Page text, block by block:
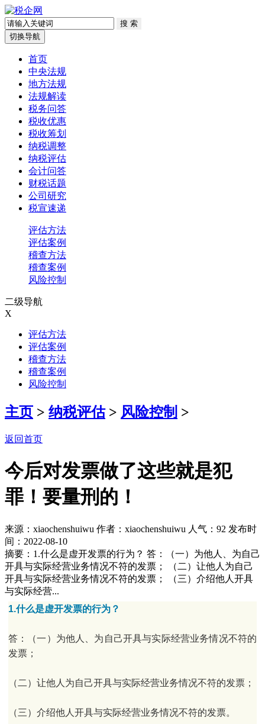
切换导航
首页
中央法规
地方法规
法规解读
税务问答
税收优惠
税收筹划
纳税调整
纳税评估
会计问答
财税话题
公司研究
税宣速递
评估方法
评估案例
稽查方法
稽查案例
风险控制
二级导航
X
评估方法
评估案例
稽查方法
稽查案例
风险控制
主页 > 纳税评估> 风险控制 >
返回首页
今后对发票做了这些就是犯
罪！要量刑的！
来源：xiaochenshuiwu 作者：xiaochenshuiwu 人气： 92 发布时
间：2022-08-10
摘要：1.什么是虚开发票的行为？ 答：（一）为他人、为自己
开具与实际经营业务情况不符的发票； （二）让他人为自己
开具与实际经营业务情况不符的发票； （三）介绍他人开具
与实际经营...
1.什么是虚开发票的行为？
答：（一）为他人、为自己开具与实际经营业务情况不符的
发票；
（二）让他人为自己开具与实际经营业务情况不符的发票；
（三）介绍他人开具与实际经营业务情况不符的发票。